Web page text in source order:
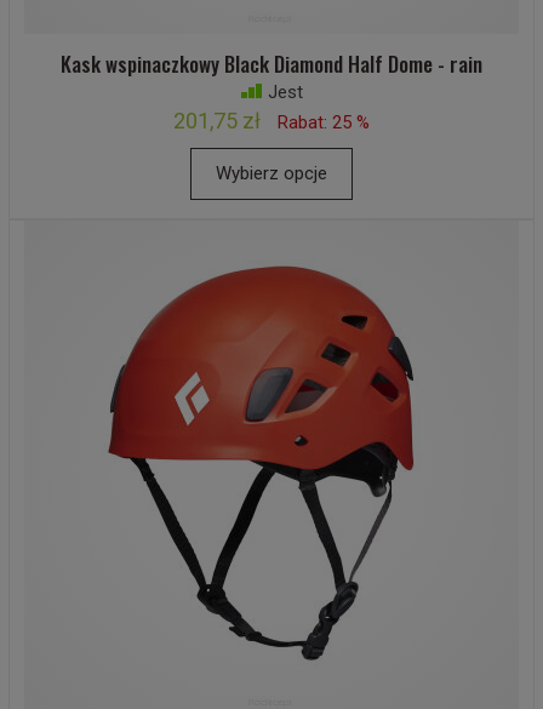
Kask wspinaczkowy Black Diamond Half Dome - rain
Jest
201,75 zł Rabat: 25 %
Wybierz opcje